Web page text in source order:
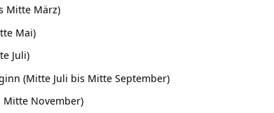
Mitte März)
Mai)
Juli)
(Mitte Juli bis Mitte September)
November)